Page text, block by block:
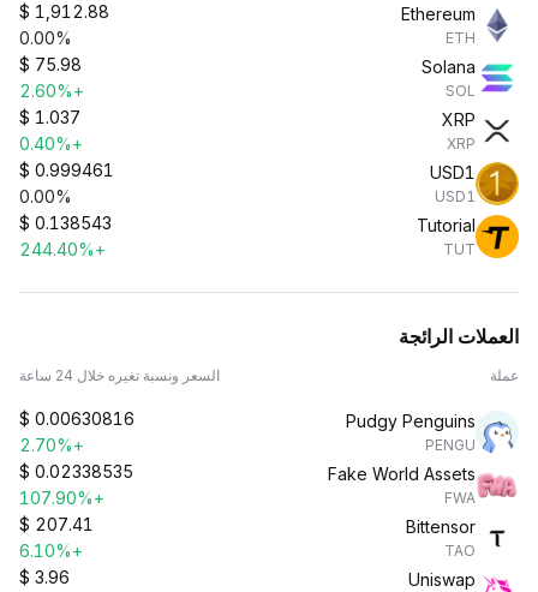
Ethereum
ETH
$ 1,912.88
0.00%
Solana
SOL
$ 75.98
+2.60%
XRP
XRP
$ 1.037
+0.40%
USD1
USD1
$ 0.999461
0.00%
Tutorial
TUT
$ 0.138543
+244.40%
العملات الرائجة
عملة السعر ونسبة تغيره خلال 24 ساعة
Pudgy Penguins
PENGU
$ 0.00630816
+2.70%
Fake World Assets
FWA
$ 0.02338535
+107.90%
Bittensor
TAO
$ 207.41
+6.10%
Uniswap
$ 3.96